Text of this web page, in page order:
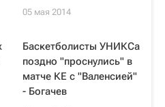
05 мая 2014
Баскетболисты УНИКСа
поздно "проснулись" в
матче КЕ с "Валенсией"
- Богачев